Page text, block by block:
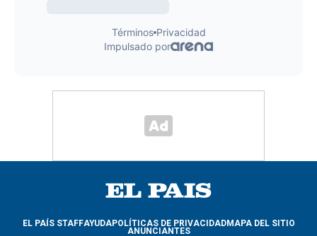
EL PAÍS STAFFAYUDAPOLÍTICAS DE PRIVACIDADMAPA DEL SITIO
ANUNCIANTES